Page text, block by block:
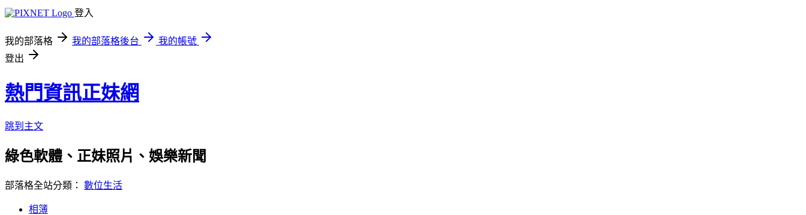
登入
我的部落格 我的部落格後台
我的帳號
登出
熱門資訊正妹網
跳到主文
綠色軟體、正妹照片、娛樂新聞
部落格全站分類： 數位生活
相簿